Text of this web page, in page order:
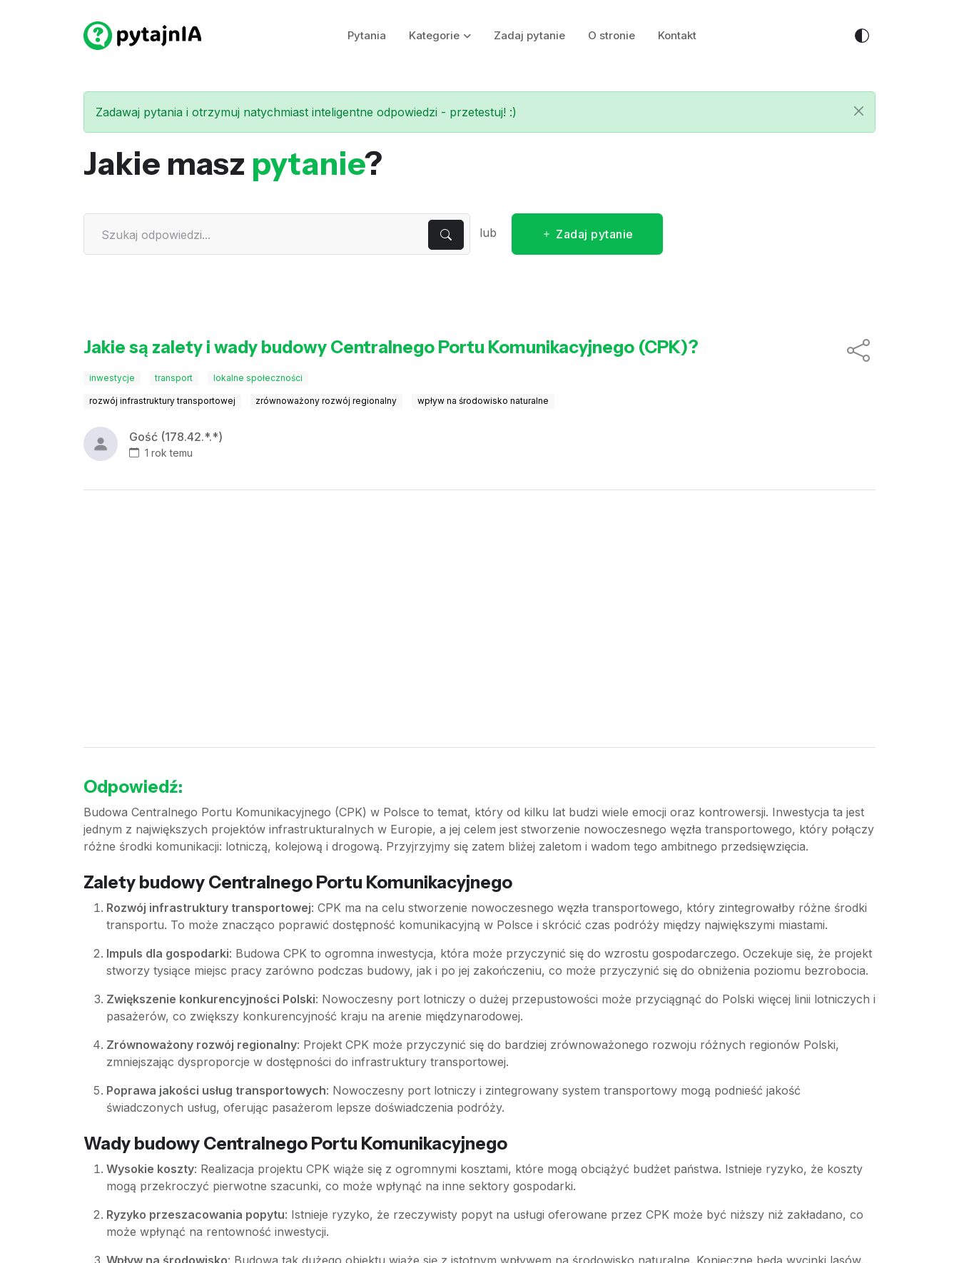
Pytania Kategorie Zadaj pytanie O stronie Kontakt
Zadawaj pytania i otrzymuj natychmiast inteligentne odpowiedzi - przetestuj! :)
Jakie masz pytanie?
lub Zadaj pytanie
Jakie są zalety i wady budowy Centralnego Portu Komunikacyjnego (CPK)?
inwestycje transport lokalne społeczności
rozwój infrastruktury transportowej zrównoważony rozwój regionalny wpływ na środowisko naturalne
Gość (178.42.*.*)
1 rok temu
Odpowiedź:
Budowa Centralnego Portu Komunikacyjnego (CPK) w Polsce to temat, który od kilku lat budzi wiele emocji oraz kontrowersji. Inwestycja ta jest
jednym z największych projektów infrastrukturalnych w Europie, a jej celem jest stworzenie nowoczesnego węzła transportowego, który połączy
różne środki komunikacji: lotniczą, kolejową i drogową. Przyjrzyjmy się zatem bliżej zaletom i wadom tego ambitnego przedsięwzięcia.
Zalety budowy Centralnego Portu Komunikacyjnego
Rozwój infrastruktury transportowej: CPK ma na celu stworzenie nowoczesnego węzła transportowego, który zintegrowałby różne środki
transportu. To może znacząco poprawić dostępność komunikacyjną w Polsce i skrócić czas podróży między największymi miastami.
Impuls dla gospodarki: Budowa CPK to ogromna inwestycja, która może przyczynić się do wzrostu gospodarczego. Oczekuje się, że projekt
stworzy tysiące miejsc pracy zarówno podczas budowy, jak i po jej zakończeniu, co może przyczynić się do obniżenia poziomu bezrobocia.
Zwiększenie konkurencyjności Polski: Nowoczesny port lotniczy o dużej przepustowości może przyciągnąć do Polski więcej linii lotniczych i
pasażerów, co zwiększy konkurencyjność kraju na arenie międzynarodowej.
Zrównoważony rozwój regionalny: Projekt CPK może przyczynić się do bardziej zrównoważonego rozwoju różnych regionów Polski,
zmniejszając dysproporcje w dostępności do infrastruktury transportowej.
Poprawa jakości usług transportowych: Nowoczesny port lotniczy i zintegrowany system transportowy mogą podnieść jakość
świadczonych usług, oferując pasażerom lepsze doświadczenia podróży.
Wady budowy Centralnego Portu Komunikacyjnego
Wysokie koszty: Realizacja projektu CPK wiąże się z ogromnymi kosztami, które mogą obciążyć budżet państwa. Istnieje ryzyko, że koszty
mogą przekroczyć pierwotne szacunki, co może wpłynąć na inne sektory gospodarki.
Ryzyko przeszacowania popytu: Istnieje ryzyko, że rzeczywisty popyt na usługi oferowane przez CPK może być niższy niż zakładano, co
może wpłynąć na rentowność inwestycji.